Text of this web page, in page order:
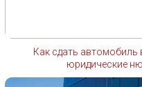
Как сдать автомобиль
юридические